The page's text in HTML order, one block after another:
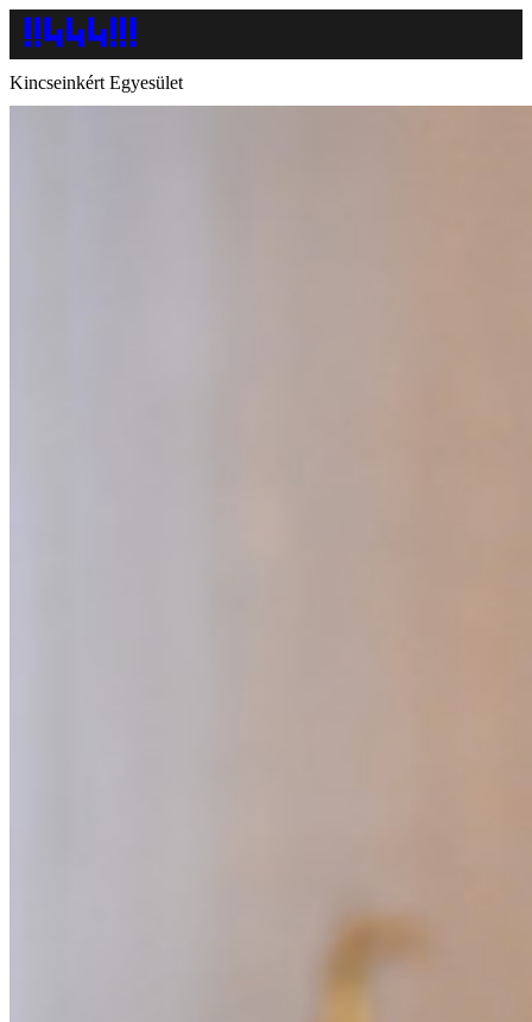
Kincseinkért Egyesület